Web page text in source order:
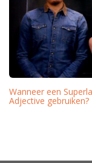
Wanneer een
Adjective gebruiken?